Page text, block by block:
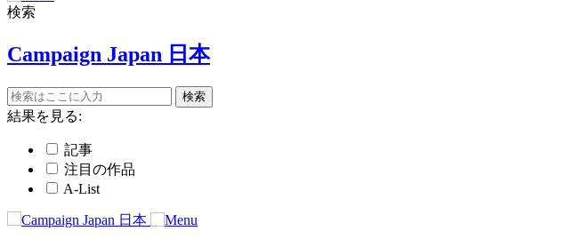
検索
Campaign Japan 日本
結果を見る:
記事
注目の作品
A-List